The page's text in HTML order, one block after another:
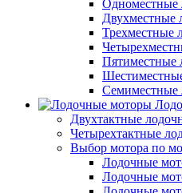
Одноместные
Двухместные
Трехместные
Пятиместные
Семиместные
Двухтактные
Четырехтактные
Выбор мотора по
Лодочные
Лодочные